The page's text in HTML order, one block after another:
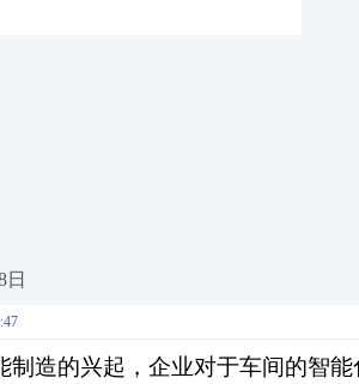
日
制造的兴起，企业对于车间的智